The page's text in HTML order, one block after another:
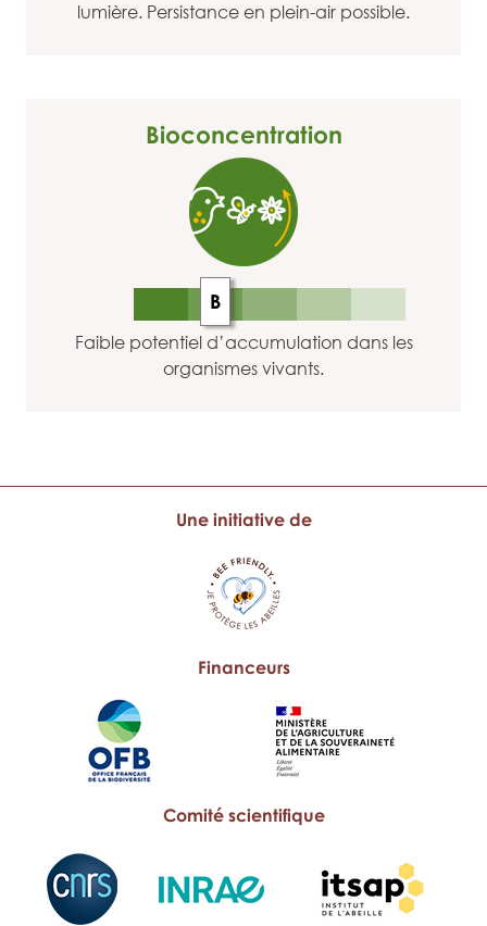
lumière. Persistance en plein-air possible.
Bioconcentration
B
Faible potentiel d’accumulation dans les
organismes vivants.
Une initiative de
Financeurs
Comité scientifique